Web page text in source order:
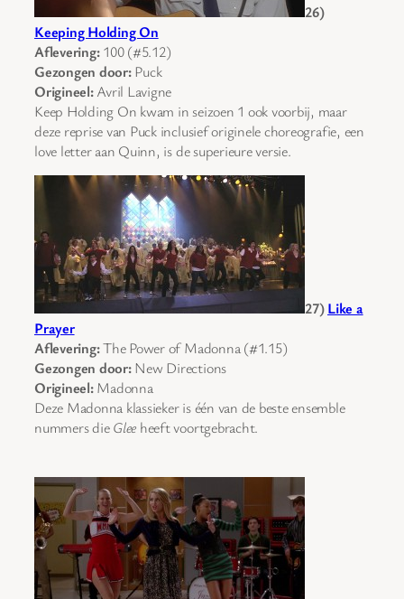
26)
Keeping Holding On
Aflevering:100 (#5.12)
Gezongen door:Puck
Origineel:Avril Lavigne
Keep Holding On kwam in seizoen 1 ook voorbij, maar
deze reprise van Puck inclusief originele choreografie, een
love letter aan Quinn, is de superieure versie.
27)Like a
Prayer
Aflevering:The Power of Madonna (#1.15)
Gezongen door:New Directions
Origineel:Madonna
Deze Madonna klassieker is één van de beste ensemble
nummers dieGlee heeft voortgebracht.